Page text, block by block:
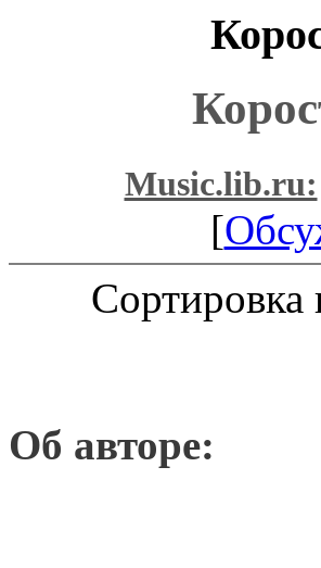
Music.lib.ru:
[
Об авторе: